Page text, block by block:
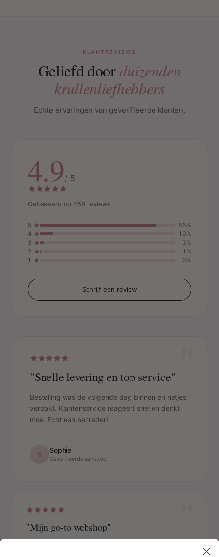
KLANTREVIEWS
Geliefd doorduizenden
krullenliefhebbers
Echte ervaringen van geverifieerde klanten.
4.9/ 5
Gebaseerd op 459 reviews
5
86%
4
10%
3
3%
2
1%
1
0%
Schrijf een review
"Snelle levering en top service"
Bestelling was de volgende dag binnen en netjes
verpakt. Klantenservice reageert snel en denkt
mee. Echt een aanrader!
S Sophie
Geverifieerde aankoop
"Mijn go-to webshop"